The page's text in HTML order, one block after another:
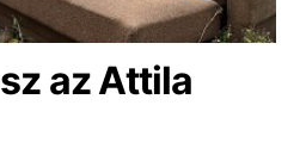
az Attila